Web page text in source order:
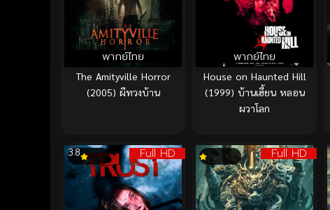
พากย์ไทย
The Amityville Horror
(2005) ผีทวงบ้าน
พากย์ไทย
House on Haunted Hill
(1999) บ้านเฮี้ยน หลอน
ผวาโลก
Full HD
3.8 Full HD